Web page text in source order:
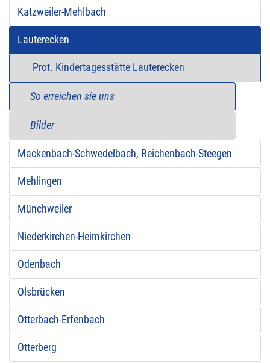
Katzweiler-Mehlbach
Lauterecken
Prot. Kindertagesstätte Lauterecken
So erreichen sie uns
Bilder
Mackenbach-Schwedelbach, Reichenbach-Steegen
Mehlingen
Münchweiler
Niederkirchen-Heimkirchen
Odenbach
Olsbrücken
Otterbach-Erfenbach
Otterberg